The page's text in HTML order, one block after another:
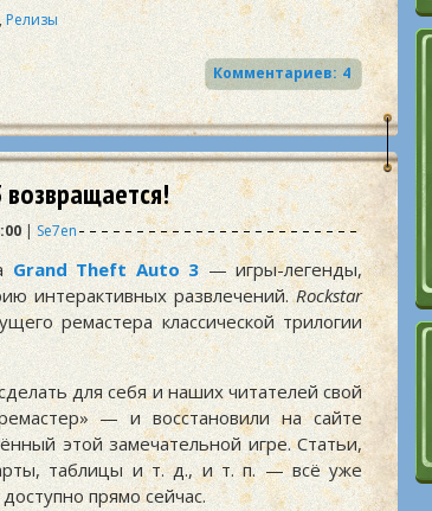
,Релизы
4
| Se7en
Grand Theft Auto 3 — игры-легенды,
интерактивных развлечений.Rockstar
ремастера классической трилогии
для себя и наших читателей свой
— и восстановили на сайте
этой замечательной игре. Статьи,
таблицы и т. д., и т. п. — всё уже
прямо сейчас.